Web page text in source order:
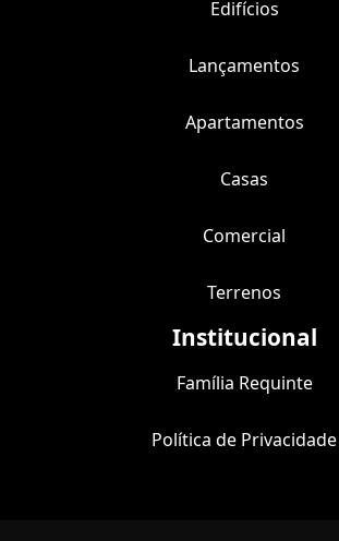
Edifícios
Lançamentos
Apartamentos
Casas
Comercial
Terrenos
Institucional
Família Requinte
Política de Privacidade